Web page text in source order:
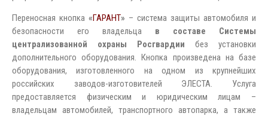
Переносная кнопка «ГАРАНТ» – система защиты автомобиля и
безопасности его владельца в составе Системы
централизованной охраны Росгвардии без установки
дополнительного оборудования. Кнопка произведена на базе
оборудования, изготовленного на одном из крупнейших
российских заводов-изготовителей ЭЛЕСТА. Услуга
предоставляется физическим и юридическим лицам –
владельцам автомобилей, транспортного автопарка, а также